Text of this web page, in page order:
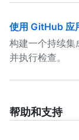
使用 GitHub 应
构建一个持续
并执行检查。
帮助和支持